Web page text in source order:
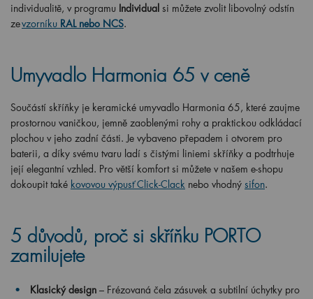
individualitě, v programu Individual si můžete zvolit libovolný odstín
zevzorníku RAL nebo NCS.
Umyvadlo Harmonia 65 v ceně
Součástí skříňky je keramické umyvadlo Harmonia 65, které zaujme
prostornou vaničkou, jemně zaoblenými rohy a praktickou odkládací
plochou v jeho zadní části. Je vybaveno přepadem i otvorem pro
baterii, a díky svému tvaru ladí s čistými liniemi skříňky a podtrhuje
její elegantní vzhled. Pro větší komfort si můžete v našem e-shopu
dokoupit také kovovou výpusť Click-Clack nebo vhodný sifon.
5 důvodů, proč si skříňku PORTO
zamilujete
Klasický design – Frézovaná čela zásuvek a subtilní úchytky pro